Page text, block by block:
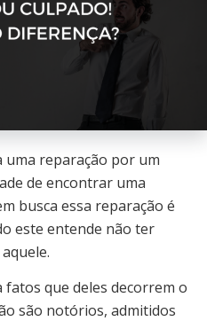
uma reparação por um
de encontrar uma
busca essa reparação é
este entende não ter
fatos que deles decorrem o
são notórios, admitidos